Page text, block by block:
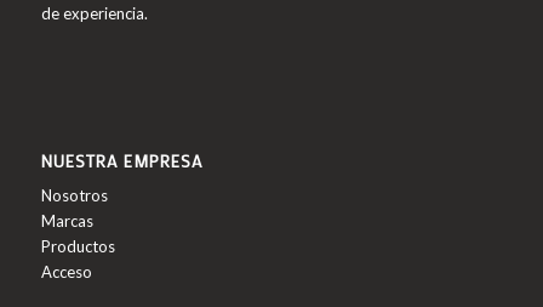
de experiencia.
NUESTRA EMPRESA
Nosotros
Marcas
Productos
Acceso